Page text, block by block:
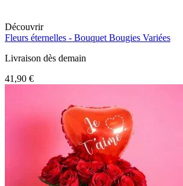
Découvrir
Fleurs éternelles - Bouquet Bougies Variées
Livraison dès demain
41,90 €